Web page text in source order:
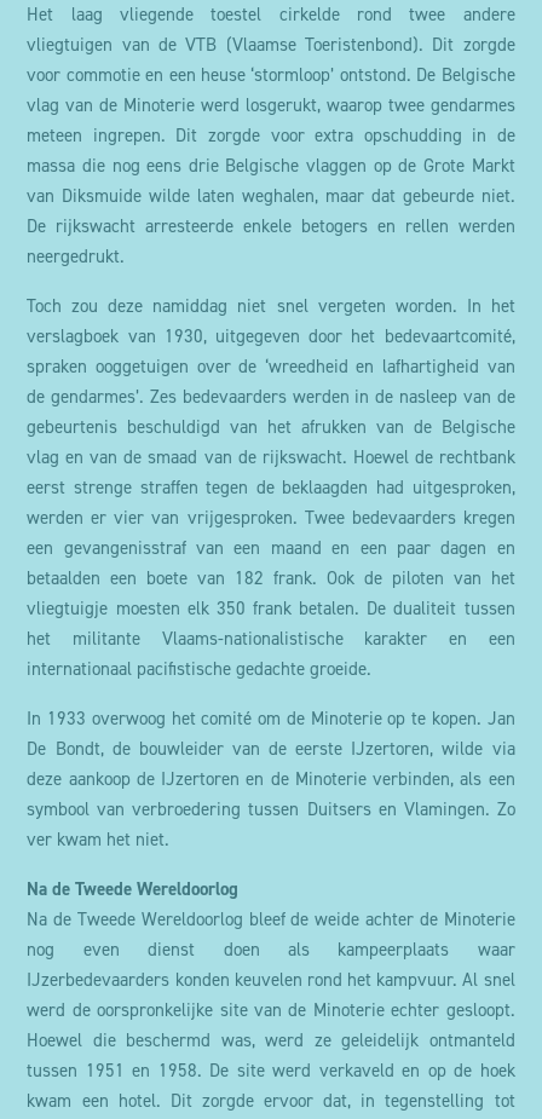
Het laag vliegende toestel cirkelde rond twee andere
vliegtuigen van de VTB (Vlaamse Toeristenbond). Dit zorgde
voor commotie en een heuse ‘stormloop’ ontstond. De Belgische
vlag van de Minoterie werd losgerukt, waarop twee gendarmes
meteen ingrepen. Dit zorgde voor extra opschudding in de
massa die nog eens drie Belgische vlaggen op de Grote Markt
van Diksmuide wilde laten weghalen, maar dat gebeurde niet.
De rijkswacht arresteerde enkele betogers en rellen werden
neergedrukt.
Toch zou deze namiddag niet snel vergeten worden. In het
verslagboek van 1930, uitgegeven door het bedevaartcomité,
spraken ooggetuigen over de ‘wreedheid en lafhartigheid van
de gendarmes’. Zes bedevaarders werden in de nasleep van de
gebeurtenis beschuldigd van het afrukken van de Belgische
vlag en van de smaad van de rijkswacht. Hoewel de rechtbank
eerst strenge straffen tegen de beklaagden had uitgesproken,
werden er vier van vrijgesproken. Twee bedevaarders kregen
een gevangenisstraf van een maand en een paar dagen en
betaalden een boete van 182 frank. Ook de piloten van het
vliegtuigje moesten elk 350 frank betalen. De dualiteit tussen
het militante Vlaams-nationalistische karakter en een
internationaal pacifistische gedachte groeide.
In 1933 overwoog het comité om de Minoterie op te kopen. Jan
De Bondt, de bouwleider van de eerste IJzertoren, wilde via
deze aankoop de IJzertoren en de Minoterie verbinden, als een
symbool van verbroedering tussen Duitsers en Vlamingen. Zo
ver kwam het niet.
Na de Tweede Wereldoorlog
Na de Tweede Wereldoorlog bleef de weide achter de Minoterie
nog even dienst doen als kampeerplaats waar
IJzerbedevaarders konden keuvelen rond het kampvuur. Al snel
werd de oorspronkelijke site van de Minoterie echter gesloopt.
Hoewel die beschermd was, werd ze geleidelijk ontmanteld
tussen 1951 en 1958. De site werd verkaveld en op de hoek
kwam een hotel. Dit zorgde ervoor dat, in tegenstelling tot